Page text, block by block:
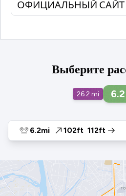
ОФИЦИАЛЬНЫЙ САЙТ
Выберите
26.2 mi 6.2
6.2mi 102ft 112ft